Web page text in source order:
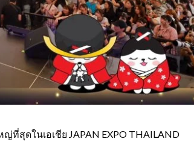
สุดในเอเชีย JAPAN EXPO THAILAND